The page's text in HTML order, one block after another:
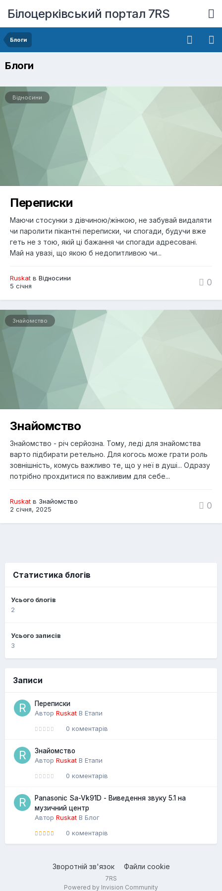
Білоцерківський портал 7RS
Блоги
Блоги
Відносини
Переписки
Маючи стосунки з дівчиною/жінкою, не забувай видаляти
чи паролити пікантні переписки, чи спогади, будучи вже
геть не з тою, якій ці бажання чи спогади адресовані.
Май на увазі, що якою б недопитливою чи...
Ruskat в Відносини
5 січня
0
Знайомство
Знайомство
Знайомство - річ серйозна. Тому, леді для знайомства
варто підбирати ретельно. Для когось може грати роль
зовнішність, комусь важливо те, що у неї в душі... Одразу
потрібно прохдитися по важливим для себе...
Ruskat в Знайомство
2 січня, 2025
0
Статистика блогів
Усього блогів
2
Усього записів
3
Записи
Переписки
Автор Ruskat В Етапи
0 коментарів
Знайомство
Автор Ruskat В Етапи
0 коментарів
Panasonic Sa-Vk91D - Виведення звуку 5.1 на
музичний центр
Автор Ruskat В Блог
0 коментарів
Зворотній зв'язок Файли cookie
7RS
Powered by Invision Community